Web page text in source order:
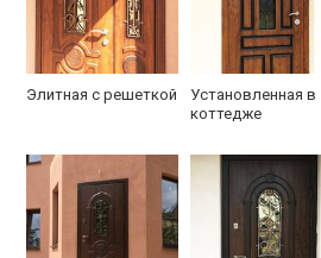
Элитная с решеткой
Установленная в
коттедже